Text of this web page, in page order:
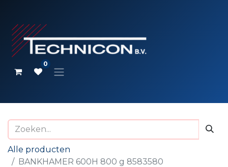
0
Alle producten
BANKHAMER 600H 800 g 8583580